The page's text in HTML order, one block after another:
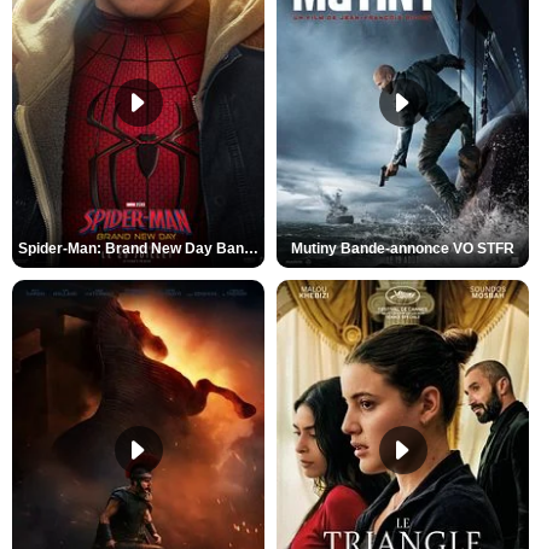
Spider-Man: Brand New Day Bande-annonce VO STFR Mutiny Bande-annonce VO STFR